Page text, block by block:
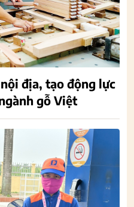
địa, tạo động lực
gỗ Việt